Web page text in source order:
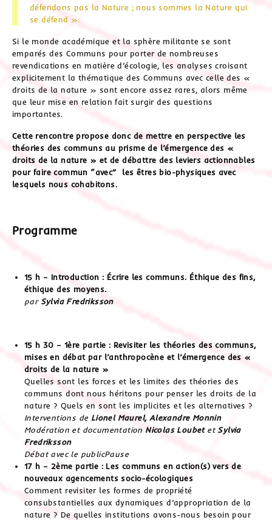
défendons pas la Nature ; nous sommes la Nature qui
se défend ».
Si le monde académique et la sphère militante se sont
emparés des Communs pour porter de nombreuses
revendications en matière d’écologie, les analyses croisant
explicitement la thématique des Communs avec celle des «
droits de la nature » sont encore assez rares, alors même
que leur mise en relation fait surgir des questions
importantes.
Cette rencontre propose donc de mettre en perspective les
théories des communs au prisme de l’émergence des «
droits de la nature » et de débattre des leviers actionnables
pour faire commun “avec” les êtres bio-physiques avec
lesquels nous cohabitons.
Programme
15 h – Introduction : Écrire les communs. Éthique des fins,
éthique des moyens.
parSylvia Fredriksson
15 h 30 – 1ère partie : Revisiter les théories des communs,
mises en débat par l’anthropocène et l’émergence des «
droits de la nature »
Quelles sont les forces et les limites des théories des
communs dont nous héritons pour penser les droits de la
nature ? Quels en sont les implicites et les alternatives ?
Interventions de Lionel Maurel, Alexandre Monnin
Modération et documentation Nicolas Loubet etSylvia
Fredriksson
Débat avec le publicPause
17 h – 2ème partie : Les communs en action(s) vers de
nouveaux agencements socio-écologiques
Comment revisiter les formes de propriété
consubstantielles aux dynamiques d’appropriation de la
nature ? De quelles institutions avons-nous besoin pour